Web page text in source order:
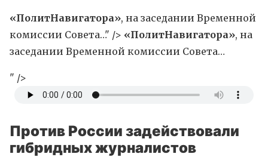
«ПолитНавигатора», на заседании Временной
комиссии Совета…" /> «ПолитНавигатора», на
заседании Временной комиссии Совета…
" />
Против России задействовали
гибридных журналистов